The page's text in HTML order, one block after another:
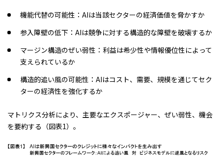
機能代替の可能性：AIは当該セクターの経済価値を脅かすか
参入障壁の低下：AIは競争に対する構造的な障壁を破壊するか
マージン構造のぜい弱性：利益は希少性や情報優位性によって
支えられているか
構造的追い風の可能性：AIはコスト、需要、規模を通じてセク
ターの経済性を強化するか
マトリクス分析により、主要なエクスポージャー、ぜい弱性、機会
を要約する（図表1）。